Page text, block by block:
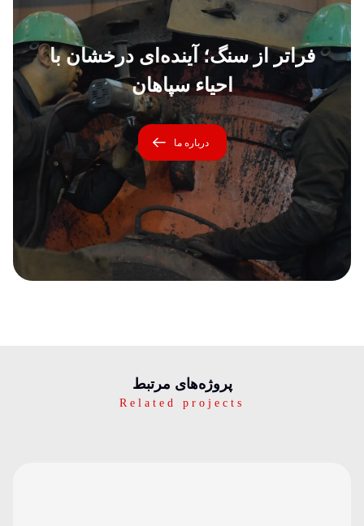
فراتر از سنگ؛ آینده‌ای درخشان با
احیاء سپاهان
درباره ما
پرو‌ژه‌های مرتبط
Related projects